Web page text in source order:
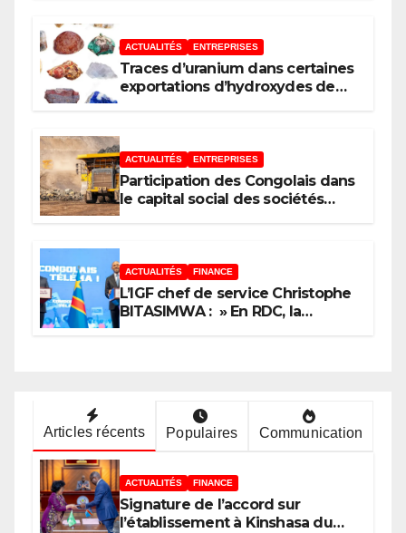
ACTUALITÉS ENTREPRISES
Traces d’uranium dans certaines
exportations d’hydroxydes de
ACTUALITÉS ENTREPRISES
Participation des Congolais dans
le capital social des sociétés
ACTUALITÉS FINANCE
L’IGF chef de service Christophe
BITASIMWA : » En RDC, la
Articles récents Populaires Communication
ACTUALITÉS FINANCE
Signature de l’accord sur
l’établissement à Kinshasa du